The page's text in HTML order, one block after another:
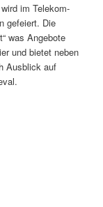
im Telekom-
gefeiert. Die
was Angebote
und bietet neben
Ausblick auf